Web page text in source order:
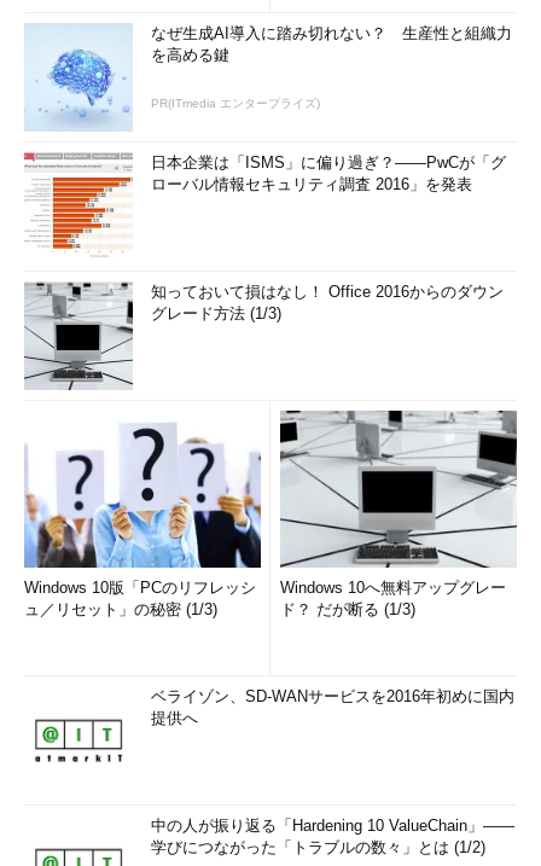
なぜ生成AI導入に踏み切れない？ 生産性と組織力
を高める鍵
PR(ITmedia エンタープライズ)
日本企業は「ISMS」に偏り過ぎ？――PwCが「グ
ローバル情報セキュリティ調査 2016」を発表
知っておいて損はなし！ Office 2016からのダウン
グレード方法 (1/3)
Windows 10版「PCのリフレッシ
ュ／リセット」の秘密 (1/3)
Windows 10へ無料アップグレー
ド？ だが断る (1/3)
ベライゾン、SD-WANサービスを2016年初めに国内
提供へ
中の人が振り返る「Hardening 10 ValueChain」――
学びにつながった「トラブルの数々」とは (1/2)